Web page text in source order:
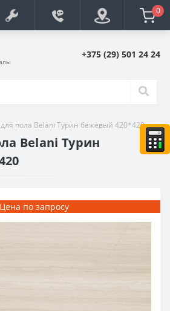
0
+375 (29) 501 24 24
пола Belani Турин бежевый 420*420
Belani Турин
Цена по запросу